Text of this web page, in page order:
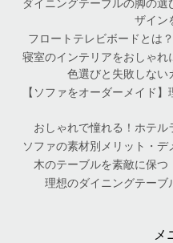
ダイニングテーブルの脚の
ザイン
フロートテレビボードとは
寝室のインテリアをおしゃ
色選びと失敗しない
【ソファをオーダーメイド
おしゃれで憧れる！ホテル
ソファの素材別メリット・
木のテーブルを素敵に保つ
理想のダイニングテーブ
メ